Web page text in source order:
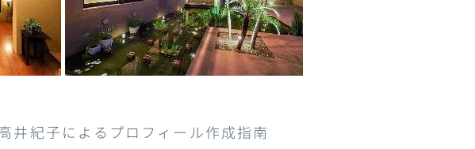
紀子によるプロフィール作成指南